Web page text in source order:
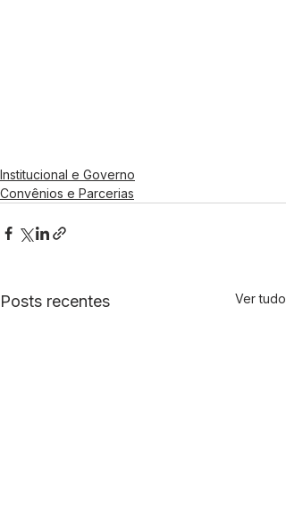
Institucional e Governo
Convênios e Parcerias
Posts recentes Ver tudo